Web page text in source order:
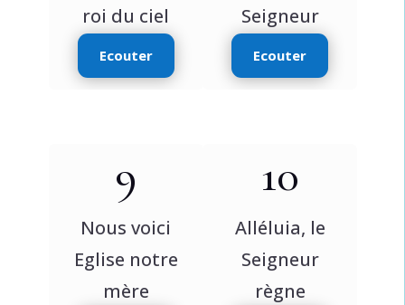
roi du ciel
Ecouter
Seigneur
Ecouter
9
Nous voici
Eglise notre
mère
10
Alléluia, le
Seigneur
règne